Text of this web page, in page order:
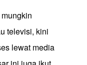
televisi, kini
lewat media